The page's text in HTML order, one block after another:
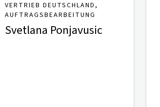
VERTRIEB DEUTSCHLAND,
AUFTRAGSBEARBEITUNG
Svetlana Ponjavusic